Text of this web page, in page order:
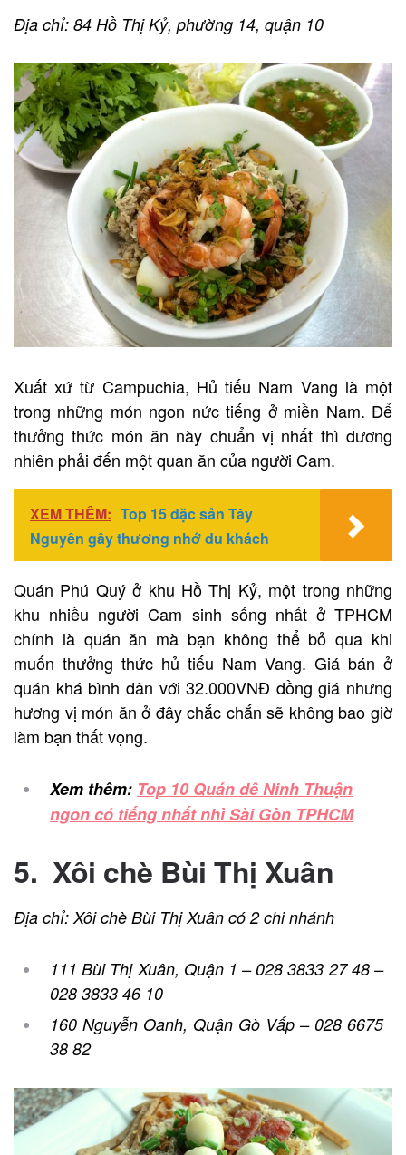
Địa chỉ: 84 Hồ Thị Kỷ, phường 14, quận 10
Xuất xứ từ Campuchia, Hủ tiếu Nam Vang là một
trong những món ngon nức tiếng ở miền Nam. Để
thưởng thức món ăn này chuẩn vị nhất thì đương
nhiên phải đến một quan ăn của người Cam.
XEM THÊM: Top 15 đặc sản Tây
Nguyên gây thương nhớ du khách
Quán Phú Quý ở khu Hồ Thị Kỷ, một trong những
khu nhiều người Cam sinh sống nhất ở TPHCM
chính là quán ăn mà bạn không thể bỏ qua khi
muốn thưởng thức hủ tiếu Nam Vang. Giá bán ở
quán khá bình dân với 32.000VNĐ đồng giá nhưng
hương vị món ăn ở đây chắc chắn sẽ không bao giờ
làm bạn thất vọng.
Xem thêm: Top 10 Quán dê Ninh Thuận
ngon có tiếng nhất nhì Sài Gòn TPHCM
5. Xôi chè Bùi Thị Xuân
Địa chỉ: Xôi chè Bùi Thị Xuân có 2 chi nhánh
111 Bùi Thị Xuân, Quận 1 – 028 3833 27 48 –
028 3833 46 10
160 Nguyễn Oanh, Quận Gò Vấp – 028 6675
38 82